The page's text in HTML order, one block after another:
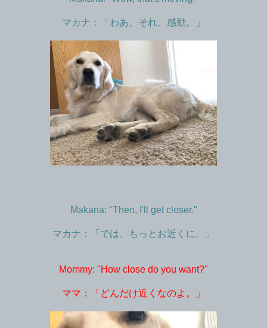
マカナ：「わあ、それ、感動。」
Makana: "Then, I'll get closer."
マカナ：「では、もっとお近くに。」
Mommy: "How close do you want?"
ママ：「どんだけ近くなのよ。」